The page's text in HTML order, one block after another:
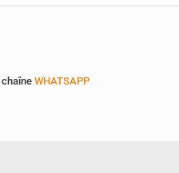
WHATSAPP